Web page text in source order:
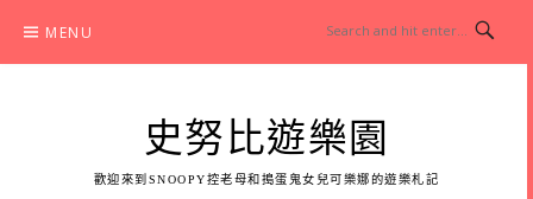
content
MENU
史努比遊樂園
歡迎來到SNOOPY控老母和搗蛋鬼女兒可樂娜的遊樂札記